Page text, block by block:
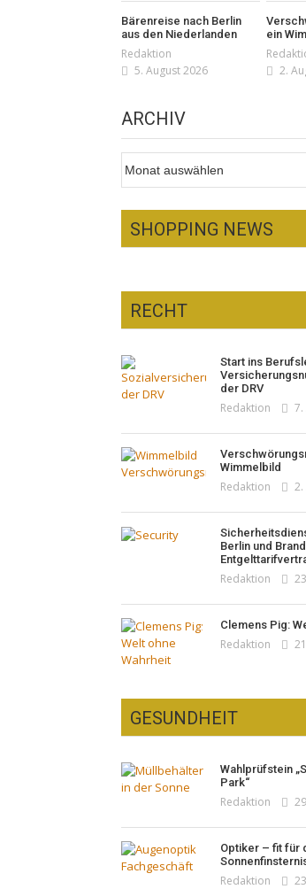
Bärenreise nach Berlin
aus den Niederlanden
Redaktion
5. August 2026
ein
2.
ARCHIV
SHOPPING NEWS
Optiker – fit für
Redaktion 23. Juli
Pepe Jeans London
Sale und neuer
Redaktion 19. Juli
EU-Regeln gelten
Redaktion 13. Juni
RECHT
Start ins
der DRV
Redaktion
Wimmelbild
Redaktion
Berlin und
Redaktion
Clemens Pig:
Redaktion
GESUNDHEIT
Wahlprüfstein
Park“
Redaktion
Optiker – fit für
Redaktion